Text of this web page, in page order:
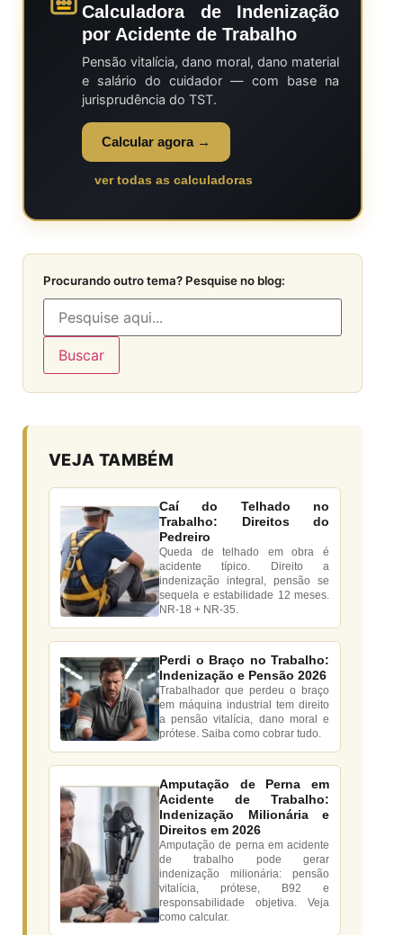
Calculadora de Indenização
por Acidente de Trabalho
Pensão vitalícia, dano moral, dano material
e salário do cuidador — com base na
jurisprudência do TST.
Calcular agora →
ver todas as calculadoras
Procurando outro tema? Pesquise no blog:
Buscar
VEJA TAMBÉM
Caí do Telhado no
Trabalho: Direitos do
Pedreiro
Queda de telhado em obra é
acidente típico. Direito a
indenização integral, pensão se
sequela e estabilidade 12 meses.
NR-18 + NR-35.
Perdi o Braço no Trabalho:
Indenização e Pensão 2026
Trabalhador que perdeu o braço
em máquina industrial tem direito
a pensão vitalícia, dano moral e
prótese. Saiba como cobrar tudo.
Amputação de Perna em
Acidente de Trabalho:
Indenização Milionária e
Direitos em 2026
Amputação de perna em acidente
de trabalho pode gerar
indenização milionária: pensão
vitalícia, prótese, B92 e
responsabilidade objetiva. Veja
como calcular.